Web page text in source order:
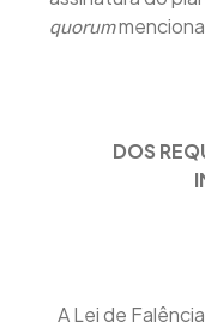
quorum
DOS
A Lei de